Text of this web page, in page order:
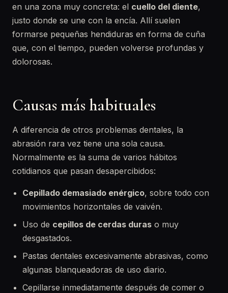
en una zona muy concreta: el cuello del diente,
justo donde se une con la encía. Allí suelen
formarse pequeñas hendiduras en forma de cuña
que, con el tiempo, pueden volverse profundas y
dolorosas.
Causas más habituales
A diferencia de otros problemas dentales, la
abrasión rara vez tiene una sola causa.
Normalmente es la suma de varios hábitos
cotidianos que pasan desapercibidos:
Cepillado demasiado enérgico, sobre todo con
movimientos horizontales de vaivén.
Uso de cepillos de cerdas duras o muy
desgastados.
Pastas dentales excesivamente abrasivas, como
algunas blanqueadoras de uso diario.
Cepillarse inmediatamente después de comer o